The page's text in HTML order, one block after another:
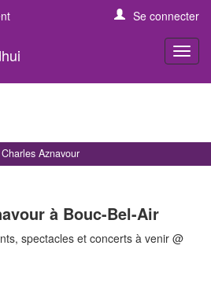
Se connecter
Aznavour
à Bouc-Bel-Air
spectacles et concerts à venir @